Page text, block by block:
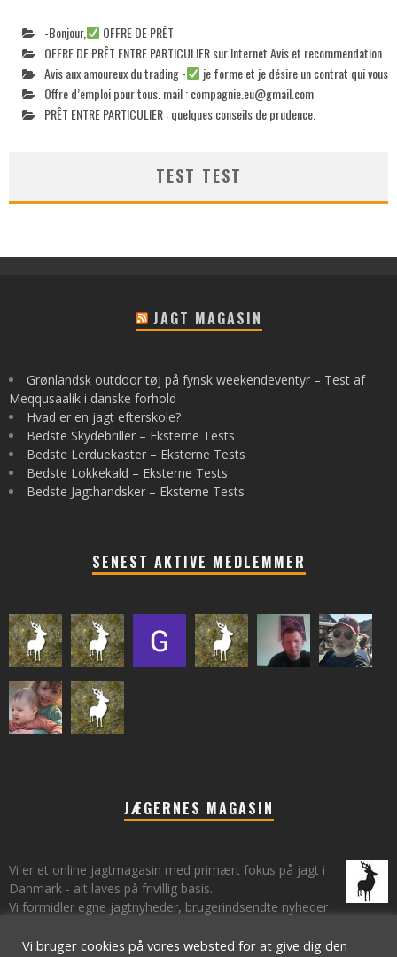
-Bonjour,
OFFRE DE PRÊT
OFFRE DE PRÊT ENTRE PARTICULIER sur Internet Avis et recommendation
Avis aux amoureux du trading -
je forme et je désire un contrat qui vous
Offre d’emploi pour tous. mail :compagnie.eu@gmail.com
PRÊT ENTRE PARTICULIER : quelques conseils de prudence.
TEST TEST
JAGT MAGASIN
Grønlandsk outdoor tøj på fynsk weekendeventyr – Test af
Meqqusaalik i danske forhold
Hvad er en jagt efterskole?
Bedste Skydebriller – Eksterne Tests
Bedste Lerduekaster – Eksterne Tests
Bedste Lokkekald – Eksterne Tests
Bedste Jagthandsker – Eksterne Tests
SENEST AKTIVE MEDLEMMER
JÆGERNES MAGASIN
Vi er et online jagtmagasin med primært fokus på jagt i
Danmark - alt laves på frivillig basis.
Vi formidler egne jagtnyheder, brugerindsendte nyheder
om jagt.
Vi bruger cookies på vores websted for at give dig den